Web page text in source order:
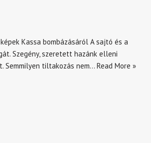
képek Kassa bombázásáról A sajtó és a
Szegény, szeretett hazánk elleni
Semmilyen tiltakozás nem… Read More »